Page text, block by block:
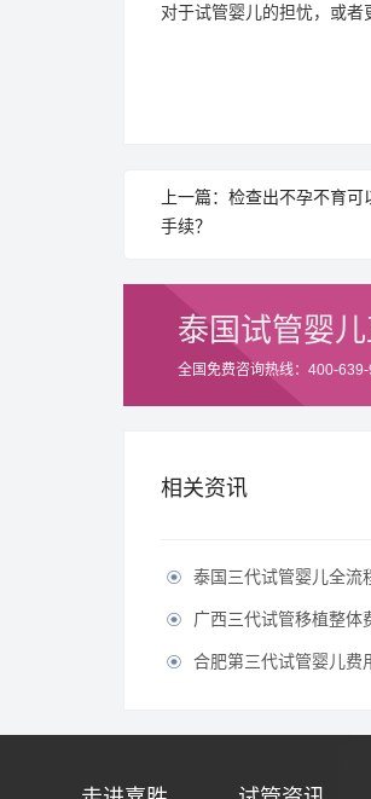
对于试管婴儿的担忧，或者
上一篇：检查出不孕不育
手续？
泰国试管婴
全国免费咨询热线：400-
相关资讯
 泰国三代试管婴儿全流
 广西三代试管移植整体费用
 合肥第三代试管婴儿费